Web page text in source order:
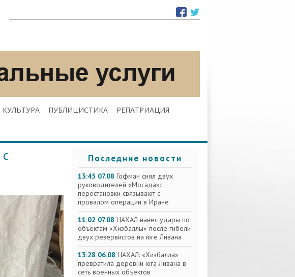
КУЛЬТУРА ПУБЛИЦИСТИКА РЕПАТРИАЦИЯ
Последние новости
13:45 07.08 Гофман снял двух
руководителей «Мосада»:
перестановки связывают с
провалом операции в Иране
11:02 07.08 ЦАХАЛ нанес удары по
объектам «Хизбаллы» после гибели
двух резервистов на юге Ливана
13:28 06.08 ЦАХАЛ: «Хизбалла»
превратила деревни юга Ливана в
сеть военных объектов